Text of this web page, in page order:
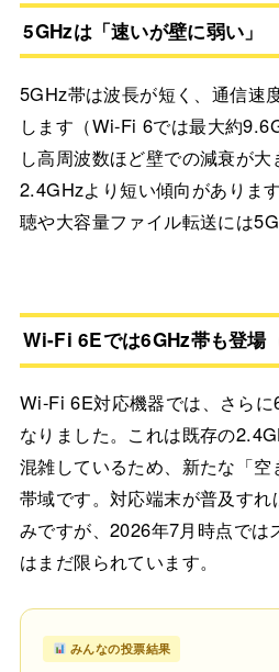
5GHzは「速いが壁に弱い」
5GHz帯は波長が短く、通信速
します（Wi-Fi 6では最大約
し高周波数ほど壁での減衰が
2.4GHzより短い傾向がありま
聴や大容量ファイル転送には
Wi-Fi 6Eでは6GHz帯も登場
Wi-Fi 6E対応機器では、さら
なりました。これは既存の
混雑しているため、新たな「
帯域です。対応端末が普及す
みですが、2026年7月時点では
はまだ限られています。
みんなの投票結果